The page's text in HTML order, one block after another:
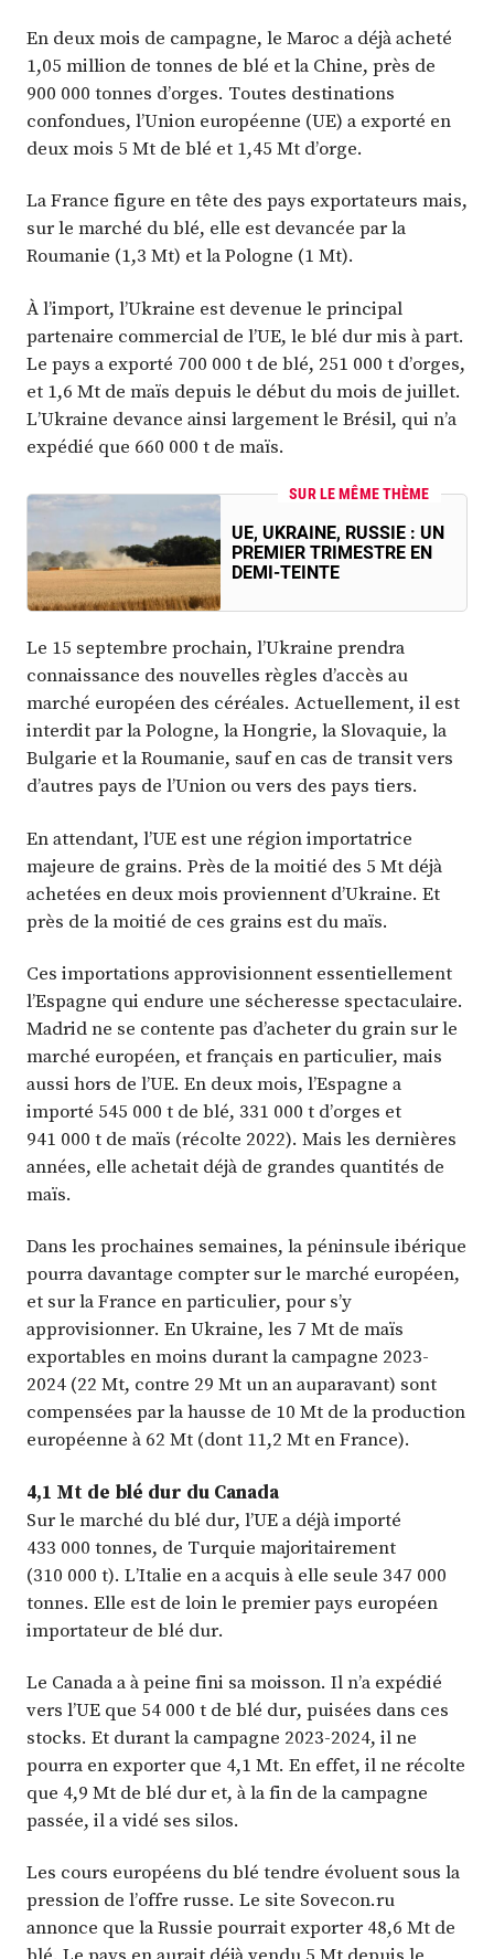
En deux mois de campagne, le Maroc a déjà acheté
1,05 million de tonnes de blé et la Chine, près de
900 000 tonnes d’orges. Toutes destinations
confondues, l’Union européenne (UE) a exporté en
deux mois 5 Mt de blé et 1,45 Mt d’orge.
La France figure en tête des pays exportateurs mais,
sur le marché du blé, elle est devancée par la
Roumanie (1,3 Mt) et la Pologne (1 Mt).
À l’import, l’Ukraine est devenue le principal
partenaire commercial de l’UE, le blé dur mis à part.
Le pays a exporté 700 000 t de blé, 251 000 t d’orges,
et 1,6 Mt de maïs depuis le début du mois de juillet.
L’Ukraine devance ainsi largement le Brésil, qui n’a
expédié que 660 000 t de maïs.
SUR LE MÊME THÈME
UE, UKRAINE, RUSSIE : UN
PREMIER TRIMESTRE EN
DEMI-TEINTE
Le 15 septembre prochain, l’Ukraine prendra
connaissance des nouvelles règles d’accès au
marché européen des céréales. Actuellement, il est
interdit par la Pologne, la Hongrie, la Slovaquie, la
Bulgarie et la Roumanie, sauf en cas de transit vers
d’autres pays de l’Union ou vers des pays tiers.
En attendant, l’UE est une région importatrice
majeure de grains. Près de la moitié des 5 Mt déjà
achetées en deux mois proviennent d’Ukraine. Et
près de la moitié de ces grains est du maïs.
Ces importations approvisionnent essentiellement
l’Espagne qui endure une sécheresse spectaculaire.
Madrid ne se contente pas d’acheter du grain sur le
marché européen, et français en particulier, mais
aussi hors de l’UE. En deux mois, l’Espagne a
importé 545 000 t de blé, 331 000 t d’orges et
941 000 t de maïs (récolte 2022). Mais les dernières
années, elle achetait déjà de grandes quantités de
maïs.
Dans les prochaines semaines, la péninsule ibérique
pourra davantage compter sur le marché européen,
et sur la France en particulier, pour s’y
approvisionner. En Ukraine, les 7 Mt de maïs
exportables en moins durant la campagne 2023-
2024 (22 Mt, contre 29 Mt un an auparavant) sont
compensées par la hausse de 10 Mt de la production
européenne à 62 Mt (dont 11,2 Mt en France).
4,1 Mt de blé dur du Canada
Sur le marché du blé dur, l’UE a déjà importé
433 000 tonnes, de Turquie majoritairement
(310 000 t). L’Italie en a acquis à elle seule 347 000
tonnes. Elle est de loin le premier pays européen
importateur de blé dur.
Le Canada a à peine fini sa moisson. Il n’a expédié
vers l’UE que 54 000 t de blé dur, puisées dans ces
stocks. Et durant la campagne 2023-2024, il ne
pourra en exporter que 4,1 Mt. En effet, il ne récolte
que 4,9 Mt de blé dur et, à la fin de la campagne
passée, il a vidé ses silos.
Les cours européens du blé tendre évoluent sous la
pression de l’offre russe. Le site Sovecon.ru
annonce que la Russie pourrait exporter 48,6 Mt de